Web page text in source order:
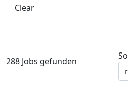
Clear
288 Jobs gefunden